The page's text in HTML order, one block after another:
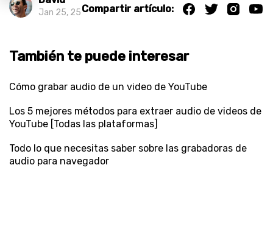
Jan 25, 25Compartir artículo:
También te puede interesar
Cómo grabar audio de un video de YouTube
Los 5 mejores métodos para extraer audio de videos de
YouTube [Todas las plataformas]
Todo lo que necesitas saber sobre las grabadoras de
audio para navegador